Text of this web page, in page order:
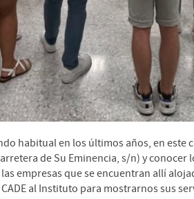
habitual en los últimos años, en este
de Su Eminencia, s/n) y
empresas que se encuentran allí
al Instituto para mostrarnos sus